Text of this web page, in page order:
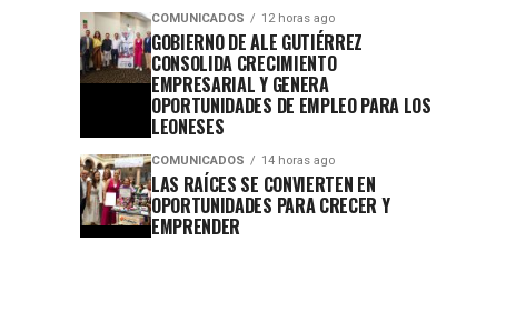
COMUNICADOS 12 horas ago
GOBIERNO DE ALE GUTIÉRREZ
CONSOLIDA CRECIMIENTO
EMPRESARIAL Y GENERA
OPORTUNIDADES DE EMPLEO PARA LOS
LEONESES
COMUNICADOS 14 horas ago
LAS RAÍCES SE CONVIERTEN EN
OPORTUNIDADES PARA CRECER Y
EMPRENDER